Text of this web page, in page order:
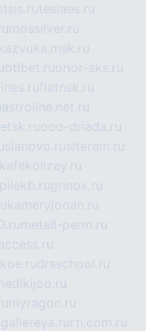
tesiaes.ru
mossilver.ru
orior-aks.ru
flatnsk.ru
astroline.net.ru
ooo-driada.ru
siterem.ru
kafekolizey.ru
grinox.ru
kameryjooan.ru
metall-perm.ru
drsschool.ru
myragon.ru
rti.com.ru